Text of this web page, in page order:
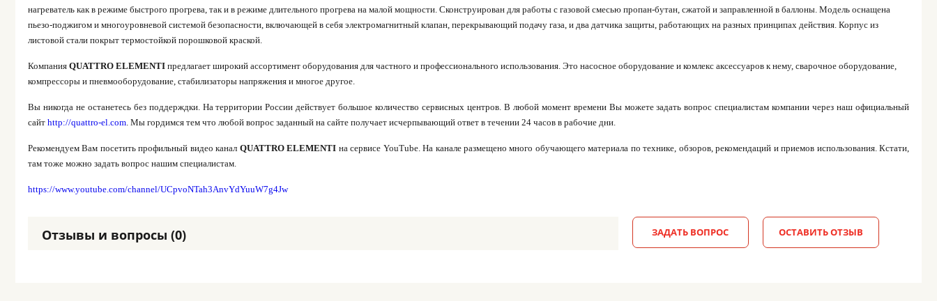
нагреватель как в режиме быстрого прогрева, так и в режиме длительного прогрева на малой мощности. Сконструирован для работы с газовой смесью пропан-бутан, сжатой и заправленной в баллоны. Модель оснащена
пьезо-поджигом и многоуровневой системой безопасности, включающей в себя электромагнитный клапан, перекрывающий подачу газа, и два датчика защиты, работающих на разных принципах действия. Корпус из
листовой стали покрыт термостойкой порошковой краской.
Компания QUATTRO ELEMENTI предлагает широкий ассортимент оборудования для частного и профессионального использования. Это насосное оборудование и комлекс аксессуаров к нему, сварочное оборудование,
компрессоры и пневмооборудование, стабилизаторы напряжения и многое другое.
Вы никогда не останетесь без поддерждки. На территории России действует большое количество сервисных центров. В любой момент времени Вы можете задать вопрос специалистам компании через наш официальный
сайт http://quattro-el.com. Мы гордимся тем что любой вопрос заданный на сайте получает исчерпывающий ответ в течении 24 часов в рабочие дни.
Рекомендуем Вам посетить профильный видео канал QUATTRO ELEMENTI на сервисе YouTube. На канале размещено много обучающего материала по технике, обзоров, рекомендаций и приемов использования. Кстати,
там тоже можно задать вопрос нашим специалистам.
https://www.youtube.com/channel/UCpvoNTah3AnvYdYuuW7g4Jw
Отзывы и вопросы (0) ЗАДАТЬ ВОПРОС ОСТАВИТЬ ОТЗЫВ